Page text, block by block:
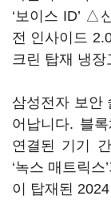
‘보이스 ID’ △
전 인사이드
크린 탑재 냉
삼성전자 보안
어납니다. 블
연결된 기기
‘녹스 매트릭
이 탑재된